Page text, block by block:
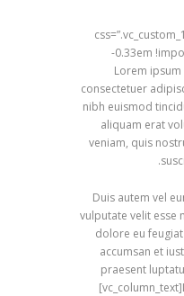
-0.33em
consectetuer
nibh euismod
aliquam erat
veniam, quis
Duis autem vel
vulputate velit esse
dolore eu
accumsan et
praesent